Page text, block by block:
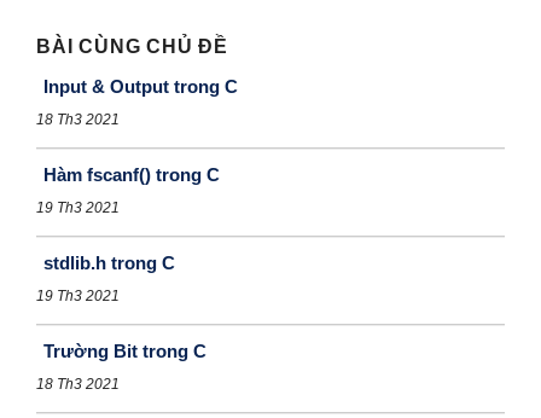
BÀI CÙNG CHỦ ĐỀ
Input & Output trong C
18 Th3 2021
Hàm fscanf() trong C
19 Th3 2021
stdlib.h trong C
19 Th3 2021
Trường Bit trong C
18 Th3 2021